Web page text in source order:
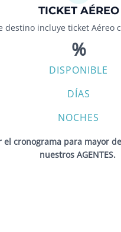
TICKET AÉREO
destino incluye ticket Aéreo
DISPONIBLE
%
DÍAS
NOCHES
el cronograma para mayor
nuestros AGENTES.